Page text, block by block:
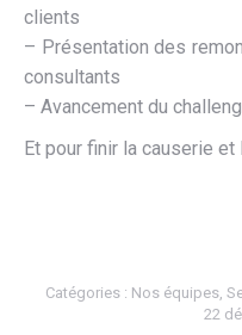
clients
– Présentation des
consultants
– Avancement du
Et pour finir la causerie et
Catégories : Nos équipes,
22